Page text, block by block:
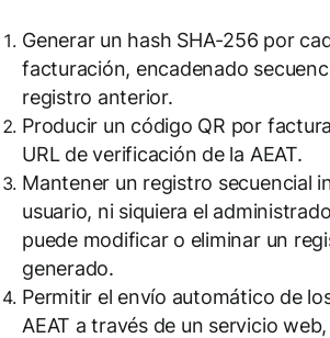
Generar un hash SHA-256 por
facturación, encadenado
registro anterior.
Producir un código QR por
URL de verificación de la AEAT.
Mantener un registro secuencial
usuario, ni siquiera el
puede modificar o eliminar un
generado.
Permitir el envío automático de
AEAT a través de un servicio